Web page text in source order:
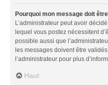
Pourquoi mon message doit
L’administrateur peut avoir
lequel vous postez nécessitent
possible aussi que
les messages doivent être
l’administrateur pour plus
Haut